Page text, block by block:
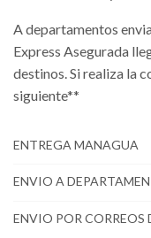
A departamentos
Express Asegurada
destinos. Si realiza la
siguiente**
ENTREGA MANAGUA
ENVIO A
ENVIO POR CORREOS